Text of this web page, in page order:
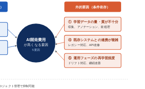
AI開発費用
が高くなる要因
5要因
外的要因（条件依存）
① 学習データの量・質が不十分
収集、アノテーション、前処理
④ 既存システムとの連携が複雑
レガシー対応、API改修
⑤ 運用フェーズの再学習頻度
ドリフト対応、継続改善
ジェクト管理で抑制可能